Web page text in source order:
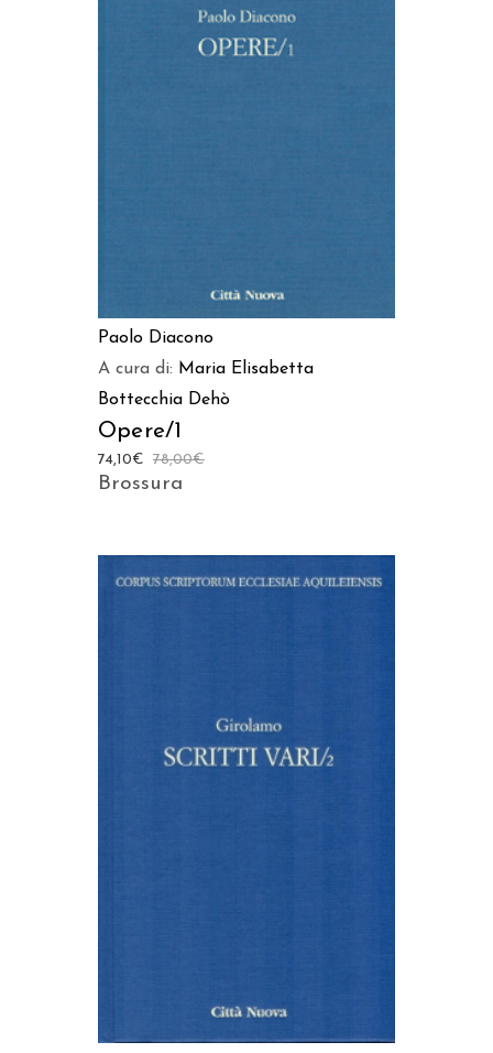
Paolo Diacono
A cura di: Maria Elisabetta
Bottecchia Dehò
Opere/1
78,00€
74,10€
Brossura